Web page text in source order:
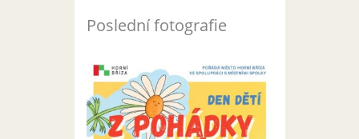
Poslední fotografie